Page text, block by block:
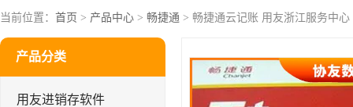
当前位置： 首页 > 产品中心 > 畅捷通 > 畅捷通云记账 用友浙江服务中
产品分类
用友进销存软件